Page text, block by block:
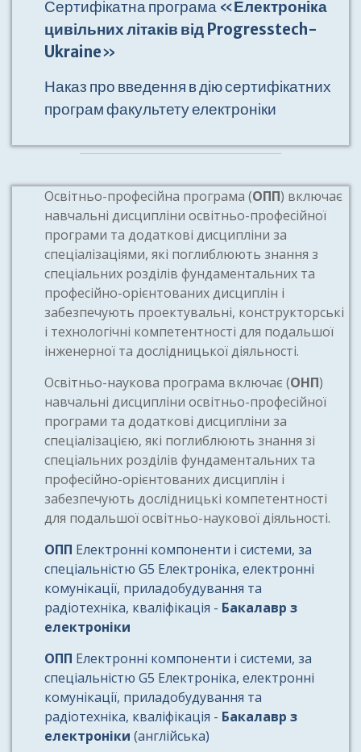
Сертифікатна програма «Електроніка
цивільних літаків від Progresstech-
Ukraine»
Наказ про введення в дію сертифікатних
програм факультету електроніки
Освітньо-професійна програма (ОПП) включає
навчальні дисципліни освітньо-професійної
програми та додаткові дисципліни за
спеціалізаціями, які поглиблюють знання з
спеціальних розділів фундаментальних та
професійно-орієнтованих дисциплін і
забезпечують проектувальні, конструкторські
і технологічні компетентності для подальшої
інженерної та дослідницької діяльності.
Освітньо-наукова програма включає (ОНП)
навчальні дисципліни освітньо-професійної
програми та додаткові дисципліни за
спеціалізацією, які поглиблюють знання зі
спеціальних розділів фундаментальних та
професійно-орієнтованих дисциплін і
забезпечують дослідницькі компетентності
для подальшої освітньо-наукової діяльності.
ОПП Електронні компоненти і системи, за
спеціальністю G5 Електроніка, електронні
комунікації, приладобудування та
радіотехніка, кваліфікація - Бакалавр з
електроніки
ОПП Електронні компоненти і системи, за
спеціальністю G5 Електроніка, електронні
комунікації, приладобудування та
радіотехніка, кваліфікація - Бакалавр з
електроніки (англійська)